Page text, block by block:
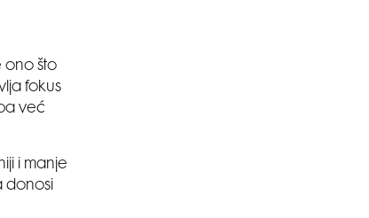
ono što
fokus
već
i manje
donosi